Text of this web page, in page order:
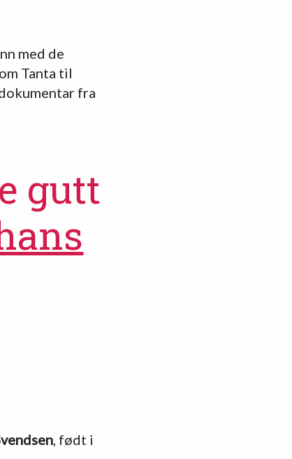
med de
Tanta til
fra
gutt
, født i